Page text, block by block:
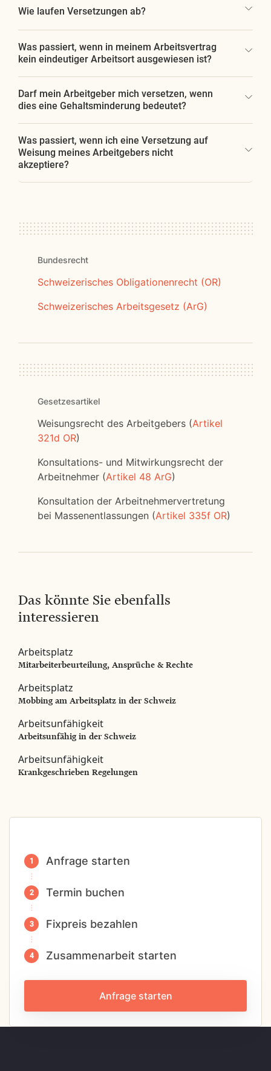
Wie laufen Versetzungen ab?
Was passiert, wenn in meinem Arbeitsvertrag
kein eindeutiger Arbeitsort ausgewiesen ist?
Darf mein Arbeitgeber mich versetzen, wenn
dies eine Gehaltsminderung bedeutet?
Was passiert, wenn ich eine Versetzung auf
Weisung meines Arbeitgebers nicht
akzeptiere?
Bundesrecht
Schweizerisches Obligationenrecht (OR)
Schweizerisches Arbeitsgesetz (ArG)
Gesetzesartikel
Weisungsrecht des Arbeitgebers (Artikel
321d OR)
Konsultations- und Mitwirkungsrecht der
Arbeitnehmer (Artikel 48 ArG)
Konsultation der Arbeitnehmervertretung
bei Massenentlassungen (Artikel 335f OR)
Das könnte Sie ebenfalls
interessieren
Arbeitsplatz
Mitarbeiterbeurteilung, Ansprüche & Rechte
Arbeitsplatz
Mobbing am Arbeitsplatz in der Schweiz
Arbeitsunfähigkeit
Arbeitsunfähig in der Schweiz
Arbeitsunfähigkeit
Krankgeschrieben Regelungen
Anfrage starten
Termin buchen
Fixpreis bezahlen
Zusammenarbeit starten
Anfrage starten